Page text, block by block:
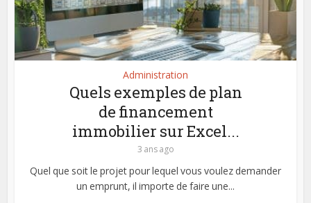
Administration
Quels exemples de plan
de financement
immobilier sur Excel...
3 ans ago
Quel que soit le projet pour lequel vous voulez demander
un emprunt, il importe de faire une...